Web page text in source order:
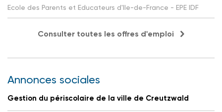
Ecole des Parents et Educateurs d'Ile-de-France - EPE IDF
Consulter toutes les offres d'emploi
Annonces sociales
Gestion du périscolaire de la ville de Creutzwald